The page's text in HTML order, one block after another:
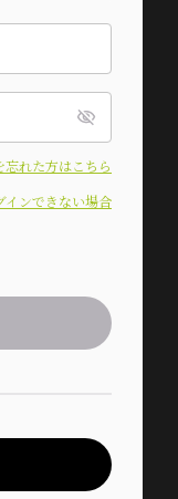
れた方はこちら
インできない場合